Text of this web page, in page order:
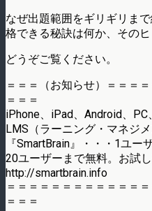
なぜ出題範囲をギリギリま
格できる秘訣は何か、そのヒ
どうぞご覧ください。
＝＝＝（お知らせ）＝＝＝
＝＝＝
iPhone、iPad、Android、
LMS（ラーニング・マネジメ
『SmartBrain』・・・1ユー
20ユーザーまで無料。お試
http://smartbrain.info
＝＝＝＝＝＝＝＝＝＝＝＝
＝＝＝